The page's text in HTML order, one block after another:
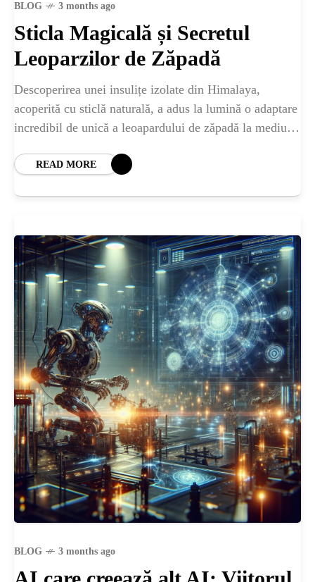
BLOG 3 months ago
Sticla Magicală și Secretul
Leoparzilor de Zăpadă
Descoperirea unei insulițe izolate din Himalaya,
acoperită cu sticlă naturală, a adus la lumină o adaptare
incredibil de unică a leoapardului de zăpadă la mediul
READ MORE
BLOG 3 months ago